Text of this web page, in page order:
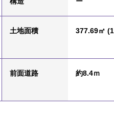
土地面積 377.69㎡
前面道路 約8.4ｍ